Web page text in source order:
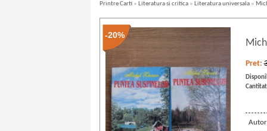
Printre Carti » Literatura si critica » Literatura universala »
-20%
Pret: